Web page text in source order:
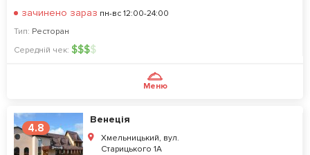
зачинено зараз пн-вс 12:00-24:00
Тип: Ресторан
Середній чек: $$$$
Меню
4.8
Венеція
Хмельницький, вул.
Старицького 1А